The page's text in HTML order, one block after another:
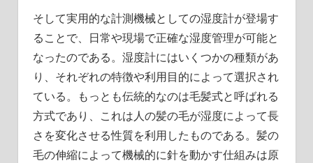
そして実用的な計測機械としての湿度計が登場す
ることで、日常や現場で正確な湿度管理が可能と
なったのである。湿度計にはいくつかの種類があ
り、それぞれの特徴や利用目的によって選択され
ている。もっとも伝統的なのは毛髪式と呼ばれる
方式であり、これは人の髪の毛が湿度によって長
さを変化させる性質を利用したものである。髪の
毛の伸縮によって機械的に針を動かす仕組みは原